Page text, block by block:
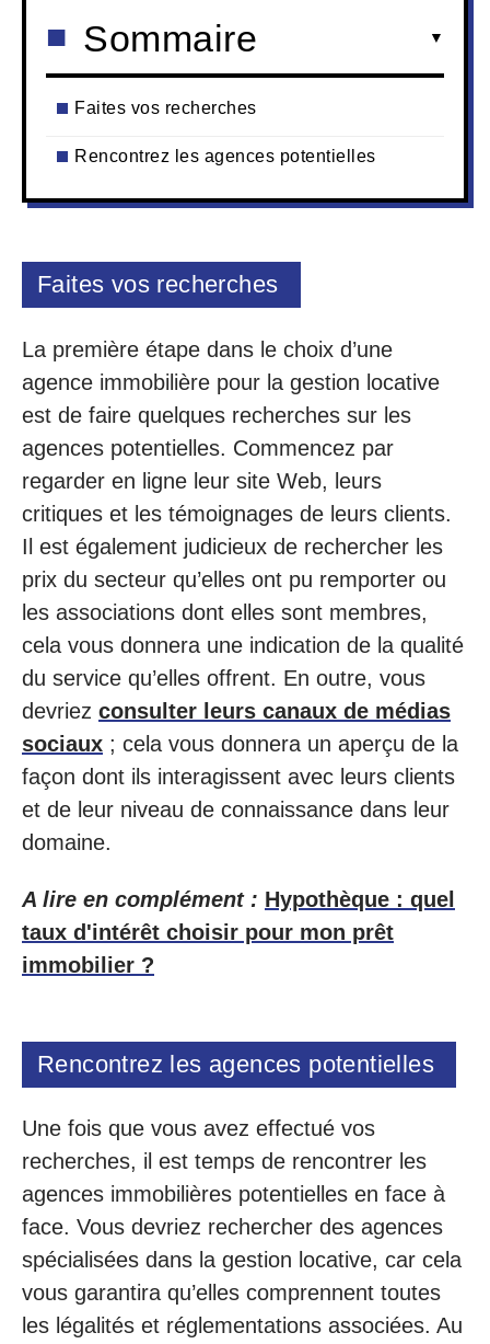
Sommaire
Faites vos recherches
Rencontrez les agences potentielles
Faites vos recherches
La première étape dans le choix d’une
agence immobilière pour la gestion locative
est de faire quelques recherches sur les
agences potentielles. Commencez par
regarder en ligne leur site Web, leurs
critiques et les témoignages de leurs clients.
Il est également judicieux de rechercher les
prix du secteur qu’elles ont pu remporter ou
les associations dont elles sont membres,
cela vous donnera une indication de la qualité
du service qu’elles offrent. En outre, vous
devriez consulter leurs canaux de médias
sociaux ; cela vous donnera un aperçu de la
façon dont ils interagissent avec leurs clients
et de leur niveau de connaissance dans leur
domaine.
A lire en complément : Hypothèque : quel
taux d'intérêt choisir pour mon prêt
immobilier ?
Rencontrez les agences potentielles
Une fois que vous avez effectué vos
recherches, il est temps de rencontrer les
agences immobilières potentielles en face à
face. Vous devriez rechercher des agences
spécialisées dans la gestion locative, car cela
vous garantira qu’elles comprennent toutes
les légalités et réglementations associées. Au